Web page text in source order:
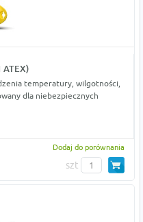
ATEX)
temperatury, wilgotności,
dla niebezpiecznych
Dodaj do porównania
szt